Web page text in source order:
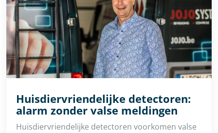
Huisdiervriendelijke detectoren:
alarm zonder valse meldingen
Huisdiervriendelijke detectoren voorkomen valse